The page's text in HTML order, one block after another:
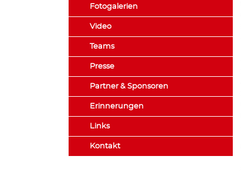
Fotogalerien
Video
Teams
Presse
Partner & Sponsoren
Erinnerungen
Links
Kontakt